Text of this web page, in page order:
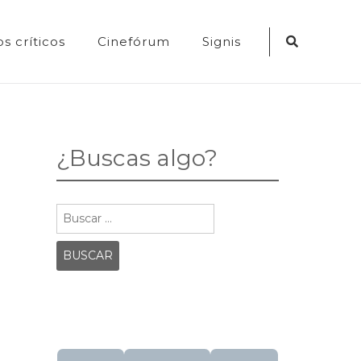
críticos Cinefórum Signis
Search
¿Buscas algo?